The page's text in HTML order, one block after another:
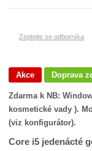
Zeptejte se odborníka
Akce Doprava
Zdarma k NB:
kosmetické vady ).
(viz konfigurátor).
Core i5 jedenácté